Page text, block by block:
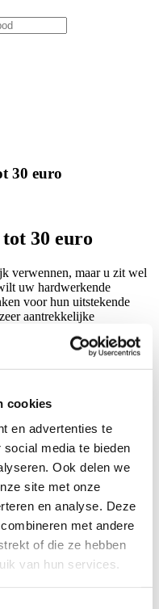
cookies
en advertenties te
media te bieden
Ook delen we
site met onze
en analyse. Deze
met andere
of die ze hebben
van hun services.
30 euro
30 euro
verwennen, maar u zit wel
uw hardwerkende
voor hun uitstekende
aantrekkelijke
de leukste producten. Bij
Foodpakketten ook de
kerstpakketten aan.
tot 30 eurobestellen. In
Elk pakket is
voor gezinnen
uit goede betaalbare
versnaperingen die
de kerstdagen zelf
kerstpakketten voor
Foodkerstpakketten goed
van Goud’. Dit
pakket bomvol heerlijk